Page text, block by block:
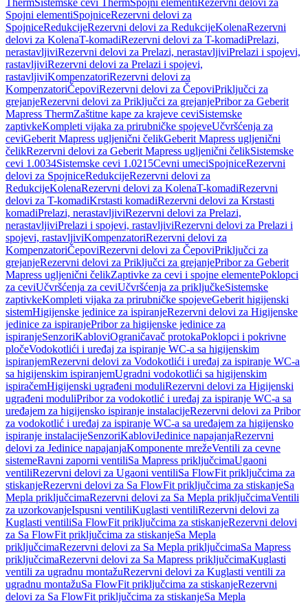
ThermSistemske cevi ThermSpojni elementi Rezervni delovi za
Spojni elementiSpojniceRezervni delovi za
SpojniceRedukcijeRezervni delovi za RedukcijeKolenaRezervni
delovi za KolenaT-komadiRezervni delovi za T-komadiPrelazi,
nerastavljiviRezervni delovi za Prelazi, nerastavljiviPrelazi i spojevi,
rastavljiviRezervni delovi za Prelazi i spojevi,
rastavljiviKompenzatoriRezervni delovi za
KompenzatoriČepoviRezervni delovi za ČepoviPriključci za
grejanjeRezervni delovi za Priključci za grejanjePribor za Geberit
Mapress ThermZaštitne kape za krajeve ceviSistemske
zaptivkeKompleti vijaka za prirubničke spojeveUčvršćenja za
ceviGeberit Mapress ugljenični čelikGeberit Mapress ugljenični
čelikRezervni delovi za Geberit Mapress ugljenični čelikSistemske
cevi 1.0034Sistemske cevi 1.0215Cevni umeciSpojniceRezervni
delovi za SpojniceRedukcijeRezervni delovi za
RedukcijeKolenaRezervni delovi za KolenaT-komadiRezervni
delovi za T-komadiKrstasti komadiRezervni delovi za Krstasti
komadiPrelazi, nerastavljiviRezervni delovi za Prelazi,
nerastavljiviPrelazi i spojevi, rastavljiviRezervni delovi za Prelazi i
spojevi, rastavljiviKompenzatoriRezervni delovi za
KompenzatoriČepoviRezervni delovi za ČepoviPriključci za
grejanjeRezervni delovi za Priključci za grejanjePribor za Geberit
Mapress ugljenični čelikZaptivke za cevi i spojne elementePoklopci
za ceviUčvršćenja za ceviUčvršćenja za priključkeSistemske
zaptivkeKompleti vijaka za prirubničke spojeveGeberit higijenski
sistemHigijenske jedinice za ispiranjeRezervni delovi za Higijenske
jedinice za ispiranjePribor za higijenske jedinice za
ispiranjeSenzoriKabloviOgraničavač protokaPoklopci i pokrivne
pločeVodokotlići i uređaj za ispiranje WC-a sa higijenskim
ispiranjemRezervni delovi za Vodokotlići i uređaj za ispiranje WC-a
sa higijenskim ispiranjemUgradni vodokotlići sa higijenskim
ispiračemHigijenski ugrađeni moduliRezervni delovi za Higijenski
ugrađeni moduliPribor za vodokotlić i uređaj za ispiranje WC-a sa
uređajem za higijensko ispiranje instalacijeRezervni delovi za Pribor
za vodokotlić i uređaj za ispiranje WC-a sa uređajem za higijensko
ispiranje instalacijeSenzoriKabloviJedinice napajanjaRezervni
delovi za Jedinice napajanjaKomponente mrežeVentili za cevne
sistemeRavni zaporni ventiliSa Mapress priključcimaUgaoni
ventiliRezervni delovi za Ugaoni ventiliSa FlowFit priključcima za
stiskanjeRezervni delovi za Sa FlowFit priključcima za stiskanjeSa
Mepla priključcimaRezervni delovi za Sa Mepla priključcimaVentili
za uzorkovanjeIspusni ventiliKuglasti ventiliRezervni delovi za
Kuglasti ventiliSa FlowFit priključcima za stiskanjeRezervni delovi
za Sa FlowFit priključcima za stiskanjeSa Mepla
priključcimaRezervni delovi za Sa Mepla priključcimaSa Mapress
priključcimaRezervni delovi za Sa Mapress priključcimaKuglasti
ventili za ugradnu montažuRezervni delovi za Kuglasti ventili za
ugradnu montažuSa FlowFit priključcima za stiskanjeRezervni
delovi za Sa FlowFit priključcima za stiskanjeSa Mepla